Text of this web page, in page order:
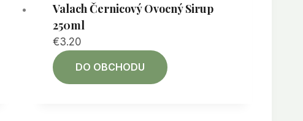
Valach Černicový Ovocný Sirup
250ml
€3.20
DO OBCHODU